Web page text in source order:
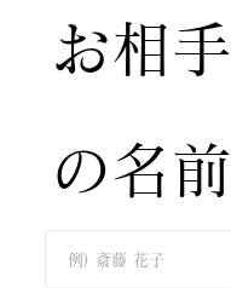
​お相手
の名前